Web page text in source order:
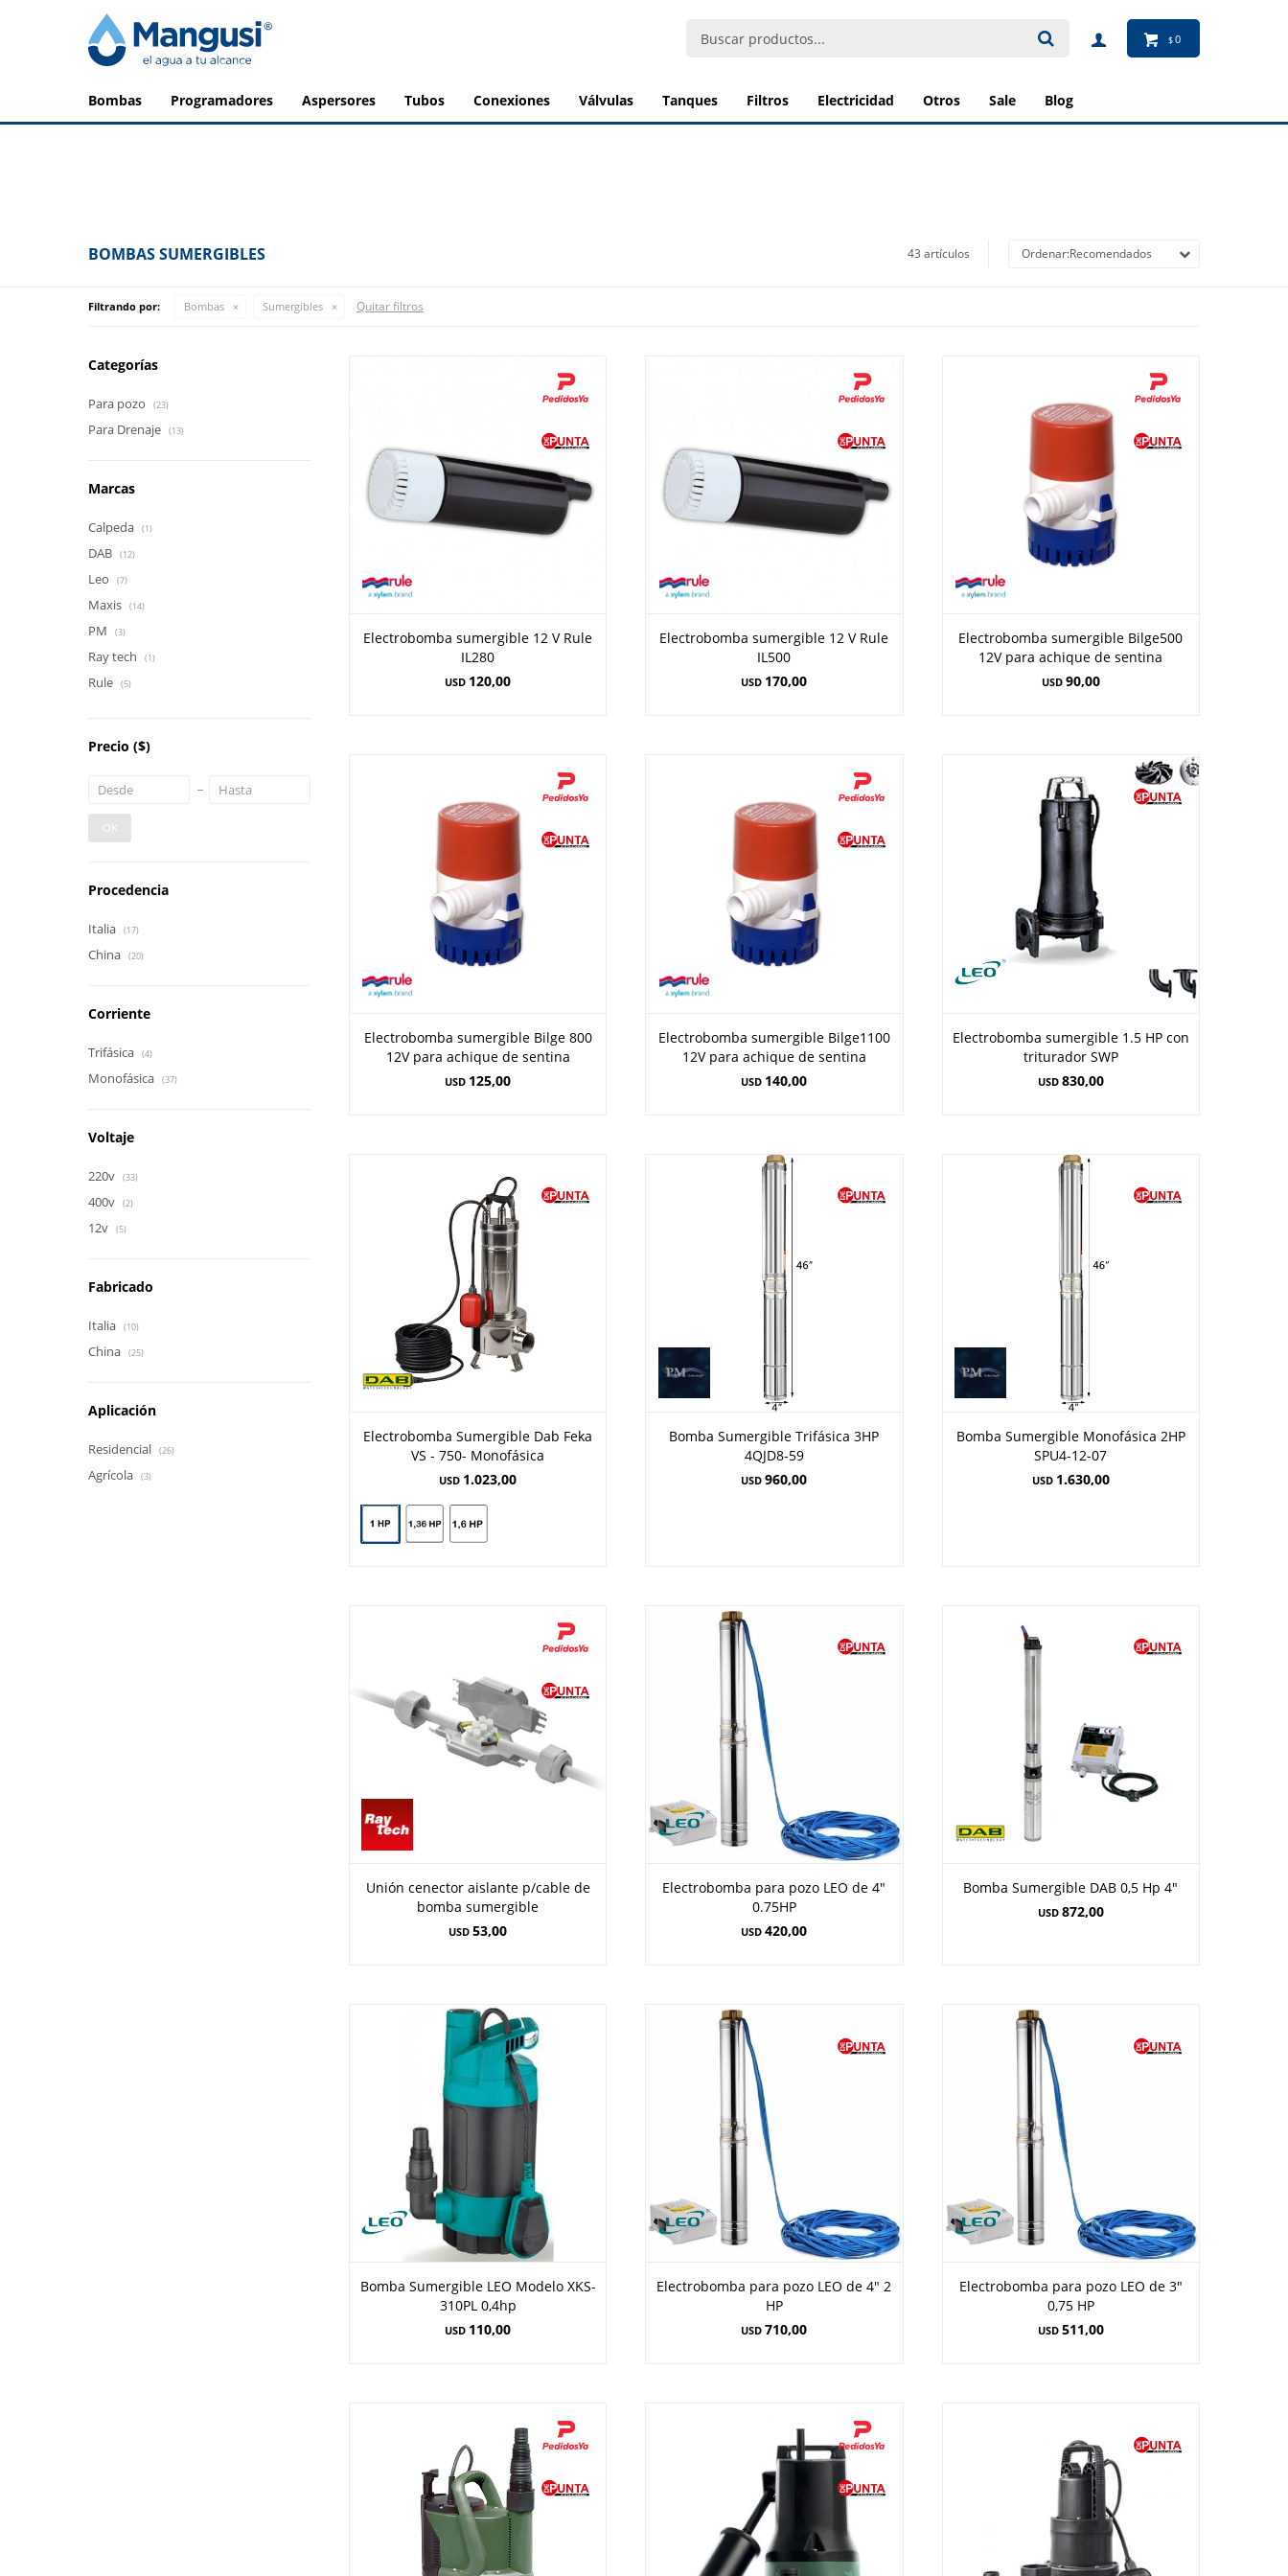
bombas programadores aspersores tubos conexiones válvulas tanques filtros electricidad otros sale blog
$0
BOMBAS SUMERGIBLES 43 artículos Recomendados
Filtrando por: Bombas Sumergibles Quitar filtros
Electrobomba sumergible 12 V Rule
IL280
USD 120,00
Electrobomba sumergible 12 V Rule
IL500
USD 170,00
Electrobomba sumergible Bilge500
12V para achique de sentina
USD 90,00
Electrobomba sumergible Bilge 800
12V para achique de sentina
USD 125,00
Electrobomba sumergible Bilge1100
12V para achique de sentina
USD 140,00
Electrobomba sumergible 1.5 HP con
triturador SWP
USD 830,00
Electrobomba Sumergible Dab Feka
VS - 750- Monofásica
USD 1.023,00
Bomba Sumergible Trifásica 3HP
4QJD8-59
USD 960,00
Bomba Sumergible Monofásica 2HP
SPU4-12-07
USD 1.630,00
Unión cenector aislante p/cable de
bomba sumergible
USD 53,00
Electrobomba para pozo LEO de 4"
0.75HP
USD 420,00
Bomba Sumergible DAB 0,5 Hp 4"
USD 872,00
Bomba Sumergible LEO Modelo XKS-
310PL 0,4hp
USD 110,00
Electrobomba para pozo LEO de 4" 2
HP
USD 710,00
Electrobomba para pozo LEO de 3"
0,75 HP
USD 511,00
Categorías
Para pozo (23)
Para Drenaje (13)
Marcas
Calpeda (1)
DAB (12)
Leo (7)
Maxis (14)
PM (3)
Ray tech (1)
Rule (5)
Precio ($)
OK
Procedencia
Italia (17)
China (20)
Corriente
Trifásica (4)
Monofásica (37)
Voltaje
220v (33)
400v (2)
12v (5)
Fabricado
Italia (10)
China (25)
Aplicación
Residencial (26)
Agrícola (3)